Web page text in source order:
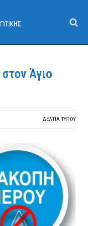
Άγιο
ΔΕΛΤΙΑ ΤΥΠΟΥ